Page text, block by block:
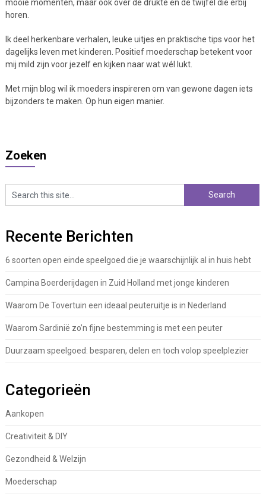
mooie momenten, maar ook over de drukte en de twijfel die erbij
horen.
Ik deel herkenbare verhalen, leuke uitjes en praktische tips voor het
dagelijks leven met kinderen. Positief moederschap betekent voor
mij mild zijn voor jezelf en kijken naar wat wél lukt.
Met mijn blog wil ik moeders inspireren om van gewone dagen iets
bijzonders te maken. Op hun eigen manier.
Zoeken
Recente Berichten
6 soorten open einde speelgoed die je waarschijnlijk al in huis hebt
Campina Boerderijdagen in Zuid Holland met jonge kinderen
Waarom De Tovertuin een ideaal peuteruitje is in Nederland
Waarom Sardinië zo’n fijne bestemming is met een peuter
Duurzaam speelgoed: besparen, delen en toch volop speelplezier
Categorieën
Aankopen
Creativiteit & DIY
Gezondheid & Welzijn
Moederschap